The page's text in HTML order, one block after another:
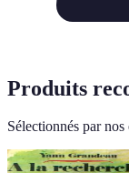
Produits
Sélectionnés par nos